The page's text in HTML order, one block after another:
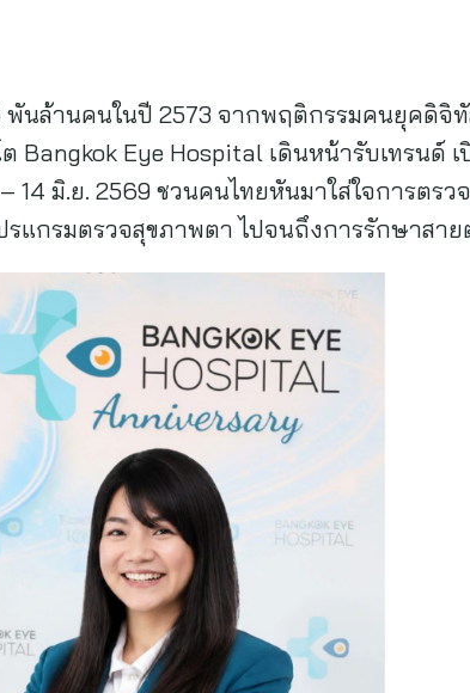
พันล้านคนในปี 2573 จากพฤติกรรมคนยุคดิจิ
Bangkok Eye Hospital เดินหน้ารับเทรนด์
14 มิ.ย. 2569 ชวนคนไทยหันมาใส่ใจการตร
แกรมตรวจสุขภาพตา ไปจนถึงการรักษาสาย